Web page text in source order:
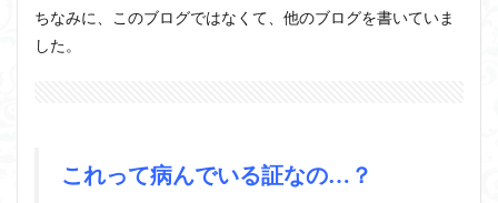
ちなみに、このブログではなくて、他のブログを書いていま
した。
これって病んでいる証なの…？